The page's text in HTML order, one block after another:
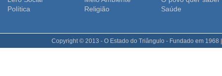
Polí­tica
Religião Saúde
Copyright © 2013 - O Estado do Triângulo - Fundado em